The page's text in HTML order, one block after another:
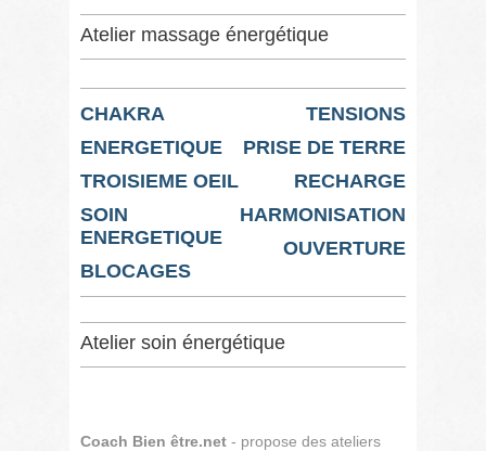
Atelier massage énergétique
CHAKRA
ENERGETIQUE
TROISIEME OEIL
SOIN
ENERGETIQUE
BLOCAGES
TENSIONS
PRISE DE TERRE
RECHARGE
HARMONISATION
OUVERTURE
Atelier soin énergétique
Coach Bien être.net - propose des ateliers